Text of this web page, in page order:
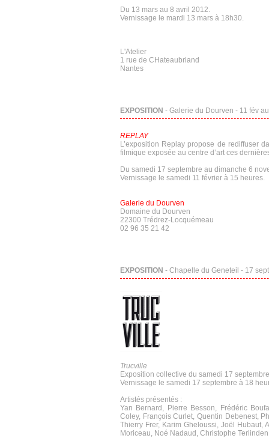
Du 13 mars au 8 avril 2012.
Vernissage le mardi 13 mars à 18h30.
L'Atelier
1 rue de CHateaubriand
Nantes
EXPOSITION - Galerie du Dourven - 11 fév
REPLAY
L’exposition Replay propose de rediffuser
filmique exposée au centre d’art ces
Du samedi 17 septembre au dimanche 6
Vernissage le samedi 11 février à 15 heures.
Galerie du Dourven
Domaine du Dourven
22300 Trédrez-Locquémeau
02 96 35 21 42
EXPOSITION - Chapelle du Geneteil - 17
Trucville
Exposition collective du samedi 17
Vernissage le samedi 17 septembre à 18
Artistés présentés :
Yan Bernard, Pierre Besson, Frédéric
Coley, François Curlet, Quentin Debenest,
Thierry Frer, Karim Gheloussi, Joël Hubaut,
Moriceau, Noé Nadaud, Christophe